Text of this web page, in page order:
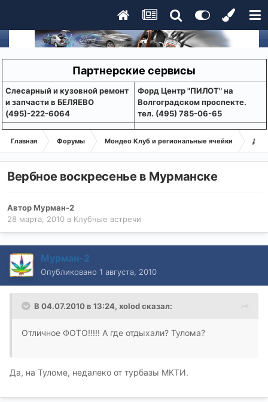
Партнерские сервисы
Слесарный и кузовной ремонт
и запчасти в БЕЛЯЕВО
(495)-222-6064
Форд Центр "ПИЛОТ" на
Волгоградском проспекте.
тел. (495) 785-06-65
Главная Форумы Мондео Клуб и региональные ячейки
Вербное воскресенье в Мурманске
АвторМурман-2
28 марта, 2010 в Клубные встречи
Мурман-2
Опубликовано 1 августа, 2010
В 04.07.2010 в 13:24, xolod сказал:
Отличное ФОТО!!!!! А где отдыхали? Тулома?
Да, на Туломе, недалеко от турбазы МКТИ.